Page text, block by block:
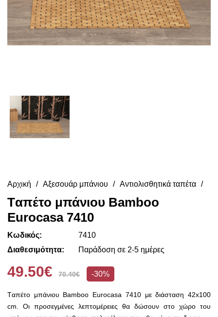
Αρχική Αξεσουάρ μπάνιου Αντιολισθητικά ταπέτα
Tαπέτο μπάνιου Bamboo
Eurocasa 7410
Κωδικός:
7410
Διαθεσιμότητα:
Παράδοση σε 2-5 ημέρες
49.50€ 70.40€ -30%
Tαπέτο μπάνιου Bamboo Eurocasa 7410 με διάσταση 42x100
cm. Οι προσεγμένες λεπτομέρειες θα δώσουν στο χώρο του